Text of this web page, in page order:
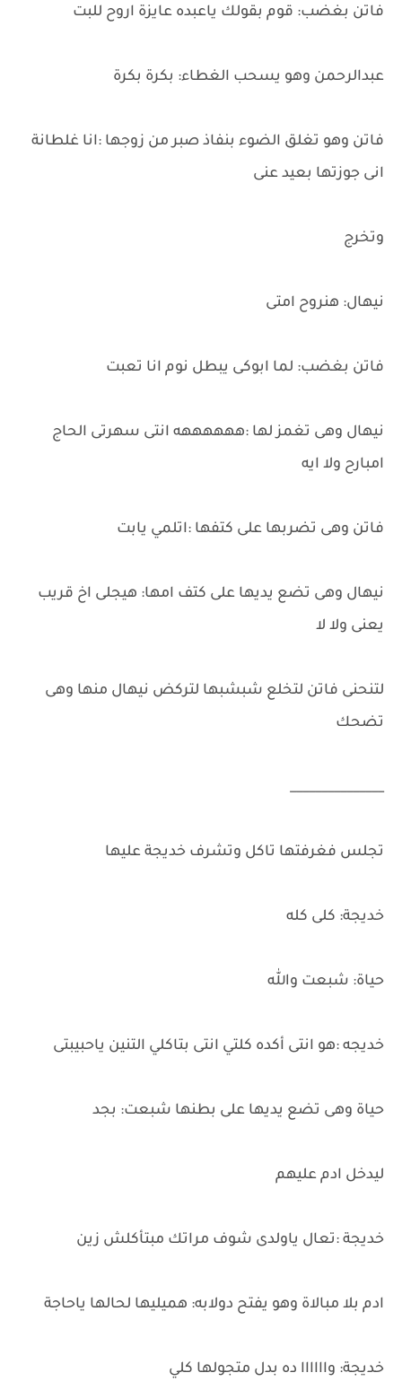
فاتن بغضب: قوم بقولك ياعبده عايزة اروح للبت
عبدالرحمن وهو يسحب الغطاء: بكرة بكرة
فاتن وهو تغلق الضوء بنفاذ صبر من زوجها :انا غلطانة
انى جوزتها بعيد عنى
وتخرج
نيهال: هنروح امتى
فاتن بغضب: لما ابوكى يبطل نوم انا تعبت
نيهال وهى تغمز لها :ههههههه انتى سهرتى الحاج
امبارح ولا ايه
فاتن وهى تضربها على كتفها :اتلمي يابت
نيهال وهى تضع يديها على كتف امها: هيجلى اخ قريب
يعنى ولا لا
لتنحنى فاتن لتخلع شبشبها لتركض نيهال منها وهى
تضحك
_______________
تجلس فغرفتها تاكل وتشرف خديجة عليها
خديجة: كلى كله
حياة: شبعت والله
خديجه :هو انتى أكده كلتي انتى بتاكلي التنين ياحبيبتى
حياة وهى تضع يديها على بطنها شبعت: بجد
ليدخل ادم عليهم
خديجة :تعال ياولدى شوف مراتك مبتأكلش زين
ادم بلا مبالاة وهو يفتح دولابه: هميليها لحالها ياحاجة
خديجة: واااااا ده بدل متجولها كلي